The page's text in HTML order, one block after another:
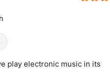
play electronic music in its